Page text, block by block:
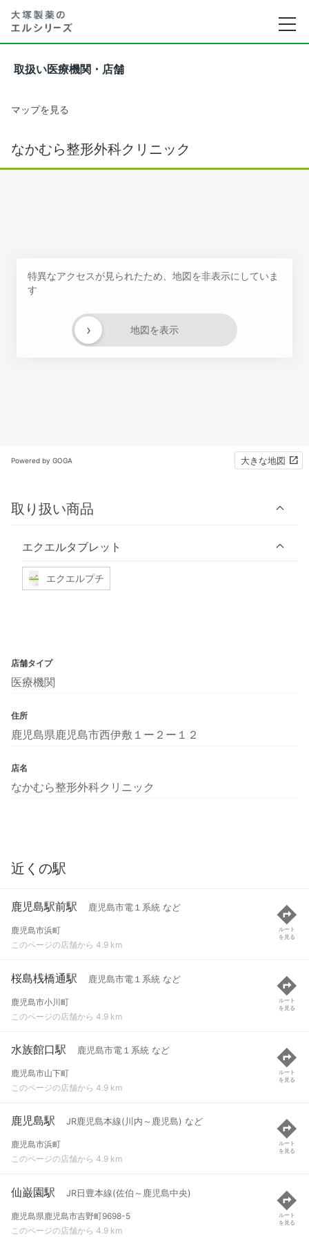
取扱い医療機関・店舗
マップを見る
なかむら整形外科クリニック
特異なアクセスが見られたため、地図を非表示にしていま
す
地図を表示
›
Powered by GOGA 大きな地図
取り扱い商品
エクエルタブレット
エクエルプチ
店舗タイプ
医療機関
住所
鹿児島県鹿児島市西伊敷１ー２ー１２
店名
なかむら整形外科クリニック
近くの駅
鹿児島駅前駅 鹿児島市電１系統 など
鹿児島市浜町
このページの店舗から 4.9 km
ルート
を見る
桜島桟橋通駅 鹿児島市電１系統 など
鹿児島市小川町
このページの店舗から 4.9 km
ルート
を見る
水族館口駅 鹿児島市電１系統 など
鹿児島市山下町
このページの店舗から 4.9 km
ルート
を見る
鹿児島駅 JR鹿児島本線(川内～鹿児島) など
鹿児島市浜町
このページの店舗から 4.9 km
ルート
を見る
仙巌園駅 JR日豊本線(佐伯～鹿児島中央)
鹿児島県鹿児島市吉野町9698-5
このページの店舗から 4.9 km
ルート
を見る